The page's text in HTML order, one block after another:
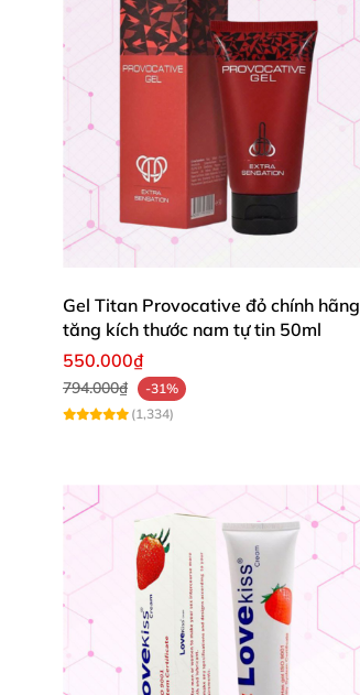
Gel Titan Provocative đỏ chính hãng
tăng kích thước nam tự tin 50ml
550.000₫
794.000₫
-31%
(1,334)